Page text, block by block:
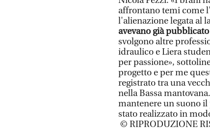
affrontano temi come
l'alienazione legata al
avevano già
svolgono altre
idraulico e Liera
per passione»,
progetto e per me
registrato tra una
nella Bassa
mantenere un suono
stato realizzato in
© RIPRODUZIONE